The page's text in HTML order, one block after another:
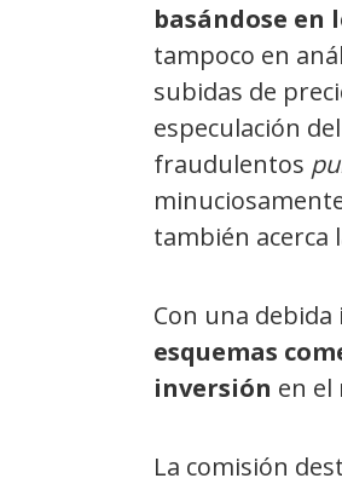
basándose en
tampoco en
subidas de
especulación
fraudulentos
también acerca
Con una
esquemas
inversión en el
La comisión